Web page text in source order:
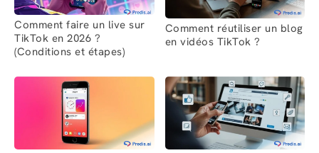
Comment faire un live sur
TikTok en 2026 ?
(Conditions et étapes)
Comment réutiliser un blog
en vidéos TikTok ?